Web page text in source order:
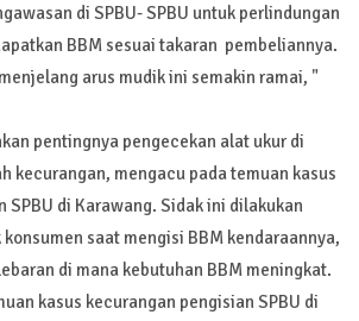
di SPBU- SPBU untuk perlindungan
BBM sesuai takaran pembeliannya.
arus mudik ini semakin ramai, "
pentingnya pengecekan alat ukur di
kecurangan, mengacu pada temuan kasus
SPBU di Karawang. Sidak ini dilakukan
saat mengisi BBM kendaraannya,
di mana kebutuhan BBM meningkat.
kasus kecurangan pengisian SPBU di